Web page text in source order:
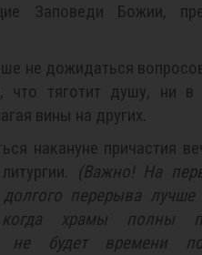
Заповеди Божии,
не дожидаться
что тяготит душу, ни
вины на других.
накануне причастия
(Важно! На
перерыва лучше
когда храмы полны
не будет времени